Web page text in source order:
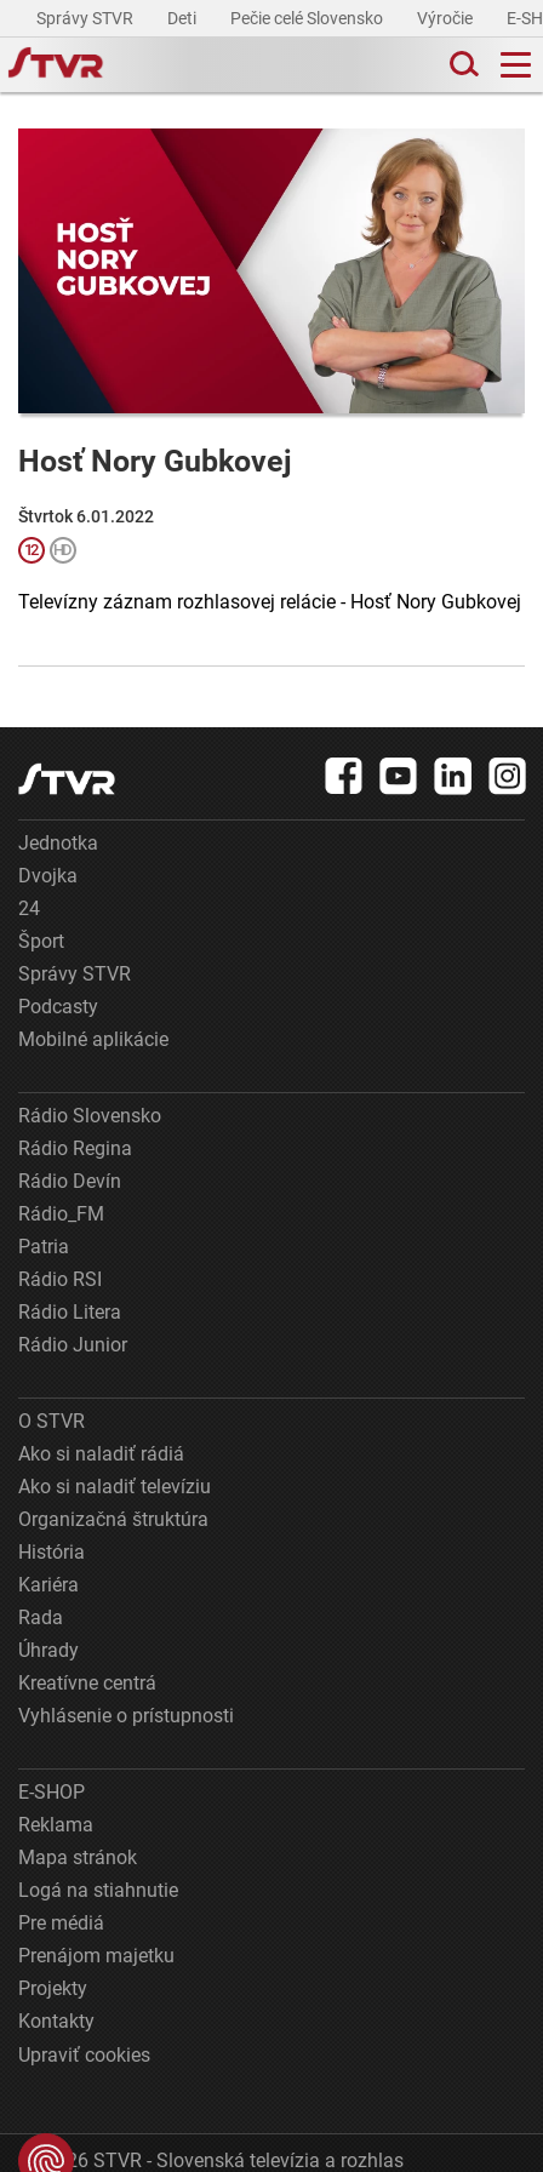
Správy STVR Deti Pečie celé Slovensko Výročie E-
Hosť Nory Gubkovej
Štvrtok 6.01.2022
Televízny záznam rozhlasovej relácie - Hosť Nory Gubkovej
Jednotka
Dvojka
24
Šport
Správy STVR
Podcasty
Mobilné aplikácie
Rádio Slovensko
Rádio Regina
Rádio Devín
Rádio_FM
Patria
Rádio RSI
Rádio Litera
Rádio Junior
O STVR
Ako si naladiť rádiá
Ako si naladiť televíziu
Organizačná štruktúra
História
Kariéra
Rada
Úhrady
Kreatívne centrá
Vyhlásenie o prístupnosti
E-SHOP
Reklama
Mapa stránok
Logá na stiahnutie
Pre médiá
Prenájom majetku
Projekty
Kontakty
Upraviť cookies
© 2026 STVR - Slovenská televízia a rozhlas